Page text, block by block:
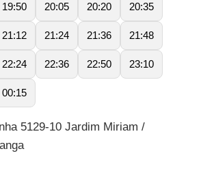
19:50 20:05 20:20 20:35
21:12 21:24 21:36 21:48
22:24 22:36 22:50 23:10
00:15
5129-10 Jardim Miriam /